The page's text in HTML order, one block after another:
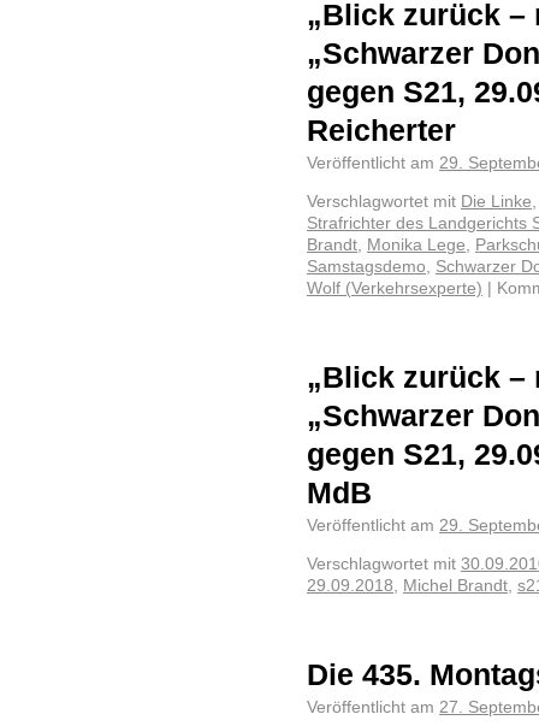
„Blick zurück –
„Schwarzer
gegen S21,
Reicherter
Veröffentlicht am 29.
Verschlagwortet mit Die Linke
Strafrichter des Landgerichts
Brandt, Monika Lege,
Samstagsdemo, Schwarzer
Wolf (Verkehrsexperte)
„Blick zurück –
„Schwarzer
gegen S21,
MdB
Veröffentlicht am 29.
Verschlagwortet mit
29.09.2018, Michel Brandt,
Die 435.
Veröffentlicht am 27.